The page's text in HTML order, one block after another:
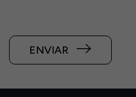
ENVIAR